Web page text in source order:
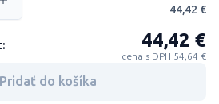
44,42 €
44,42 €
cena s DPH 54,64 €
do košíka